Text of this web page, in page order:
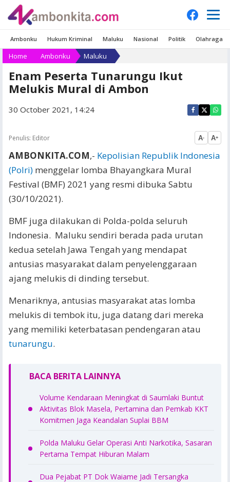
Ambonku Hukum Kriminal Maluku Nasional Politik Olahraga
Home Ambonku Maluku
Enam Peserta Tunarungu Ikut
Melukis Mural di Ambon
30 October 2021, 14:24
Penulis: Editor A- A+
AMBONKITA.COM,- Kepolisian Republik Indonesia
(Polri) menggelar lomba Bhayangkara Mural
Festival (BMF) 2021 yang resmi dibuka Sabtu
(30/10/2021).
BMF juga dilakukan di Polda-polda seluruh
Indonesia. Maluku sendiri berada pada urutan
kedua setelah Jawa Tengah yang mendapat
antusias masyarakat dalam penyelenggaraan
ajang melukis di dinding tersebut.
Menariknya, antusias masyarakat atas lomba
melukis di tembok itu, juga datang dari mereka
yang memiliki keterbatasan pendengaran atau
tunarungu.
BACA BERITA LAINNYA
Volume Kendaraan Meningkat di Saumlaki Buntut
Aktivitas Blok Masela, Pertamina dan Pemkab KKT
Komitmen Jaga Keandalan Suplai BBM
Polda Maluku Gelar Operasi Anti Narkotika, Sasaran
Pertama Tempat Hiburan Malam
Dua Pejabat PT Dok Waiame Jadi Tersangka